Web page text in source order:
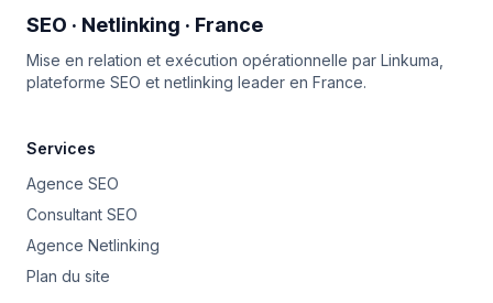
SEO · Netlinking · France
Mise en relation et exécution opérationnelle par Linkuma
plateforme SEO et netlinking leader en France.
Services
Agence SEO
Consultant SEO
Agence Netlinking
Plan du site